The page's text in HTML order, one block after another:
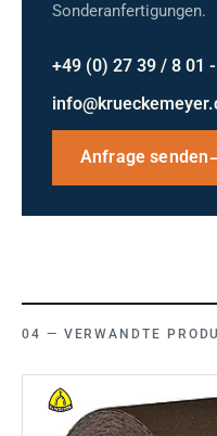
Sonderanfertigungen.
+49 (0) 27 39 / 8 01
Anfrage senden
VERWANDTE